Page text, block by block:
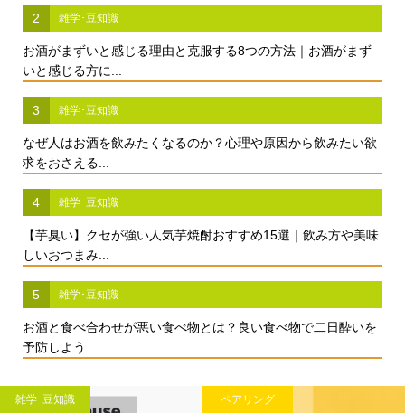
2 雑学･豆知識
お酒がまずいと感じる理由と克服する8つの方法｜お酒がまず
いと感じる方に...
3 雑学･豆知識
なぜ人はお酒を飲みたくなるのか？心理や原因から飲みたい欲
求をおさえる...
4 雑学･豆知識
【芋臭い】クセが強い人気芋焼酎おすすめ15選｜飲み方や美味
しいおつまみ...
5 雑学･豆知識
お酒と食べ合わせが悪い食べ物とは？良い食べ物で二日酔いを
予防しよう
雑学･豆知識 雑学･豆知識